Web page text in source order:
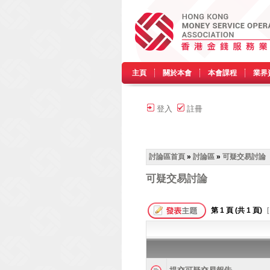
主頁 關於本會 本會課程 業界
登入 註冊
討論區首頁 » 討論區 » 可疑交易討論
可疑交易討論
第 1 頁 (共 1 頁)